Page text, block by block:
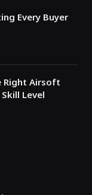
Every Buyer
Right Airsoft
Level